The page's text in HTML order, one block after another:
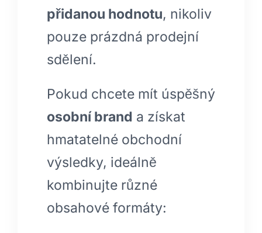
přidanou hodnotu, nikoliv
pouze prázdná prodejní
sdělení.
Pokud chcete mít úspěšný
osobní brand a získat
hmatatelné obchodní
výsledky, ideálně
kombinujte různé
obsahové formáty: